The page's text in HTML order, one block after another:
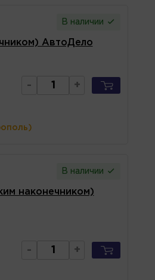
В наличии
АвтоДело
- +
В наличии
наконечником)
- +